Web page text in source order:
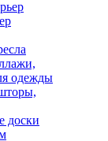
одежды
доски